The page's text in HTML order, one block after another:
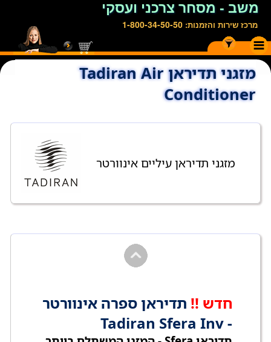
משב - מסחר צרכני ועסקי
מרכז שירות והזמנות: 1-800-34-50-50
מזגני תדיראן Tadiran Air
Conditioner
מזגני תדיראן עיליים אינוורטר
חדש !! תדיראן ספרה אינוורטר
- Tadiran Sfera Inv